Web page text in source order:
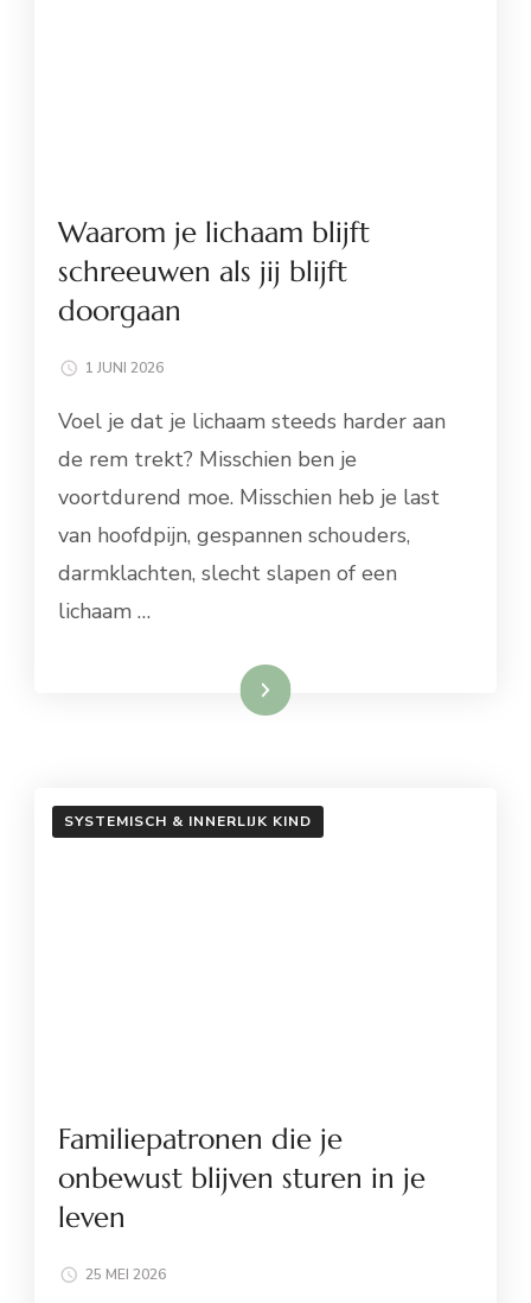
Waarom je lichaam blijft
schreeuwen als jij blijft
doorgaan
1 JUNI 2026
Voel je dat je lichaam steeds harder aan
de rem trekt? Misschien ben je
voortdurend moe. Misschien heb je last
van hoofdpijn, gespannen schouders,
darmklachten, slecht slapen of een
lichaam …
Lees meer
SYSTEMISCH & INNERLIJK KIND
Familiepatronen die je
onbewust blijven sturen in je
leven
25 MEI 2026